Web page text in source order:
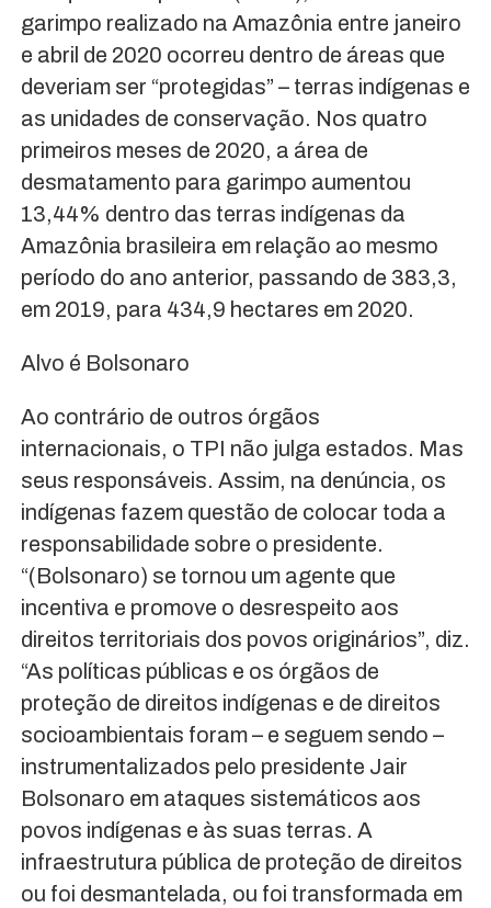
garimpo realizado na Amazônia entre janeiro
e abril de 2020 ocorreu dentro de áreas que
deveriam ser “protegidas” – terras indígenas e
as unidades de conservação. Nos quatro
primeiros meses de 2020, a área de
desmatamento para garimpo aumentou
13,44% dentro das terras indígenas da
Amazônia brasileira em relação ao mesmo
período do ano anterior, passando de 383,3,
em 2019, para 434,9 hectares em 2020.
Alvo é Bolsonaro
Ao contrário de outros órgãos
internacionais, o TPI não julga estados. Mas
seus responsáveis. Assim, na denúncia, os
indígenas fazem questão de colocar toda a
responsabilidade sobre o presidente.
“(Bolsonaro) se tornou um agente que
incentiva e promove o desrespeito aos
direitos territoriais dos povos originários”, diz.
“As políticas públicas e os órgãos de
proteção de direitos indígenas e de direitos
socioambientais foram – e seguem sendo –
instrumentalizados pelo presidente Jair
Bolsonaro em ataques sistemáticos aos
povos indígenas e às suas terras. A
infraestrutura pública de proteção de direitos
ou foi desmantelada, ou foi transformada em